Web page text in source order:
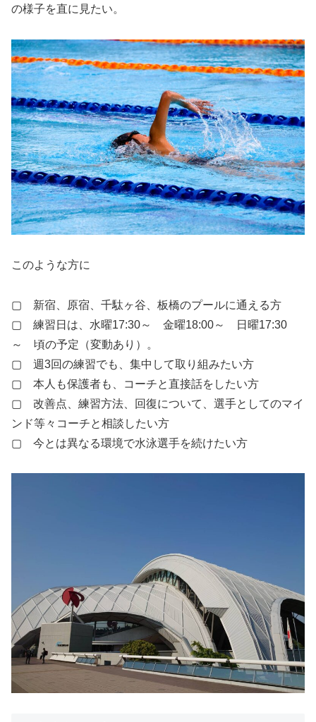
の様子を直に見たい。
このような方に
▢ 新宿、原宿、千駄ヶ谷、板橋のプールに通える方
▢ 練習日は、水曜17:30～ 金曜18:00～ 日曜17:30
～ 頃の予定（変動あり）。
▢ 週3回の練習でも、集中して取り組みたい方
▢ 本人も保護者も、コーチと直接話をしたい方
▢ 改善点、練習方法、回復について、選手としてのマイ
ンド等々コーチと相談したい方
▢ 今とは異なる環境で水泳選手を続けたい方